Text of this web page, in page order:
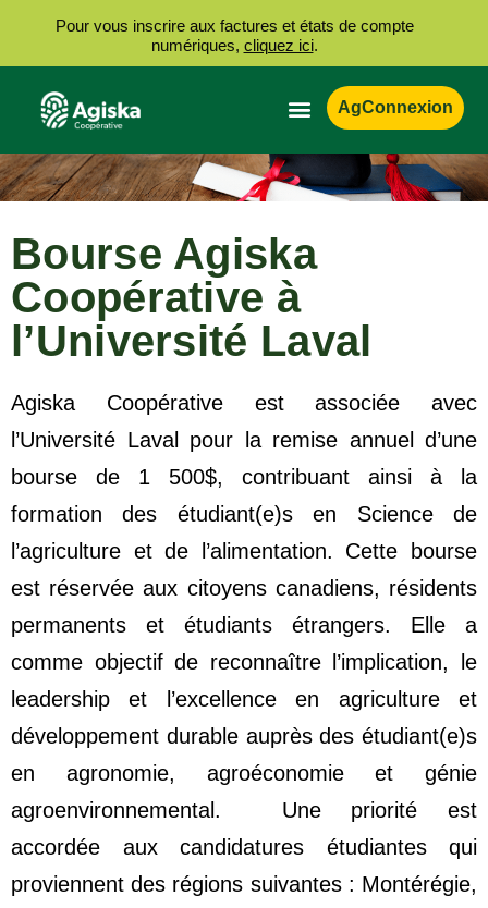
AgConnexion
Bourse Agiska
Coopérative à
l’Université Laval
Agiska Coopérative est associée avec
l’Université Laval pour la remise annuel d’une
bourse de 1 500$, contribuant ainsi à la
formation des étudiant(e)s en Science de
l’agriculture et de l’alimentation.
Cette bourse
est réservée aux citoyens canadiens, résidents
permanents et étudiants étrangers. Elle a
comme objectif de reconnaître l’implication, le
leadership et l’excellence en agriculture et
développement durable auprès des étudiant(e)s
en agronomie, agroéconomie et génie
agroenvironnemental.
Une priorité est
accordée aux candidatures étudiantes qui
proviennent des régions suivantes : Montérégie,
Pour vous inscrire aux factures et états de compte
numériques, cliquez ici.